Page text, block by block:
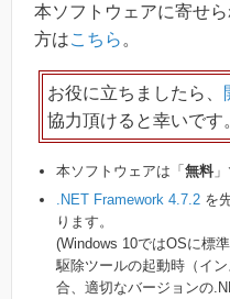
本ソフトウェアに寄せ
方はこちら 。
お役に立ちましたら、
協力頂けると幸いです
本ソフトウェアは「 無料」
.NET Framework 4.7.2 を
ります。
(Windows 10ではOSに標
駆除ツールの起動時（イ
合、適切なバージョンの